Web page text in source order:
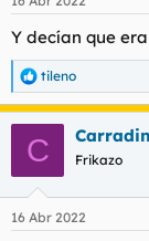
e
Y decían que
R
e
a
e
tileno
C Frikazo
16 Abr 2022